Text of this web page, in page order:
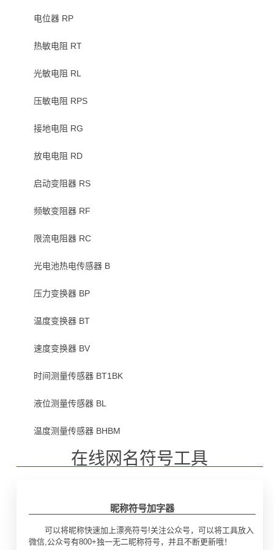
电位器 RP
热敏电阻 RT
光敏电阻 RL
压敏电阻 RPS
接地电阻 RG
放电电阻 RD
启动变阻器 RS
频敏变阻器 RF
限流电阻器 RC
光电池热电传感器 B
压力变换器 BP
温度变换器 BT
速度变换器 BV
时间测量传感器 BT1BK
液位测量传感器 BL
温度测量传感器 BHBM
在线网名符号工具
昵称符号加字器
可以将昵称快速加上漂亮符号!关注公众号，可以将工具放入
微信,公众号有800+独一无二昵称符号，并且不断更新哦！